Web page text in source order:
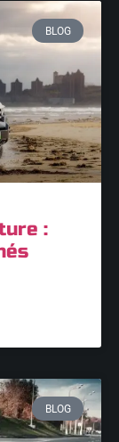
BLOG
:
BLOG